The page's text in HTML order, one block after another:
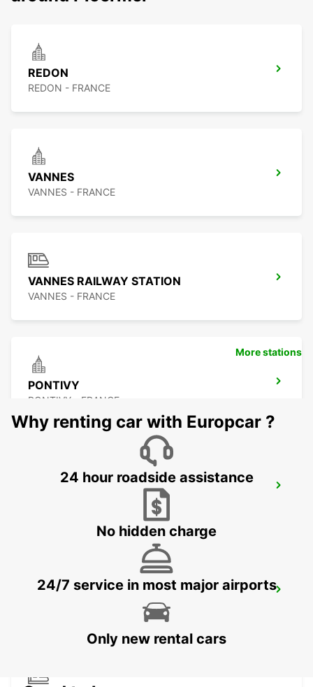
REDON
REDON - FRANCE
VANNES
VANNES - FRANCE
VANNES RAILWAY STATION
VANNES - FRANCE
PONTIVY
PONTIVY - FRANCE
RENNES AIRPORT
SAINT JACQUES DE LA LANDE - FRANCE
More stations
Why renting car with Europcar ?
24 hour roadside assistance
No hidden charge
24/7 service in most major airports
Only new rental cars